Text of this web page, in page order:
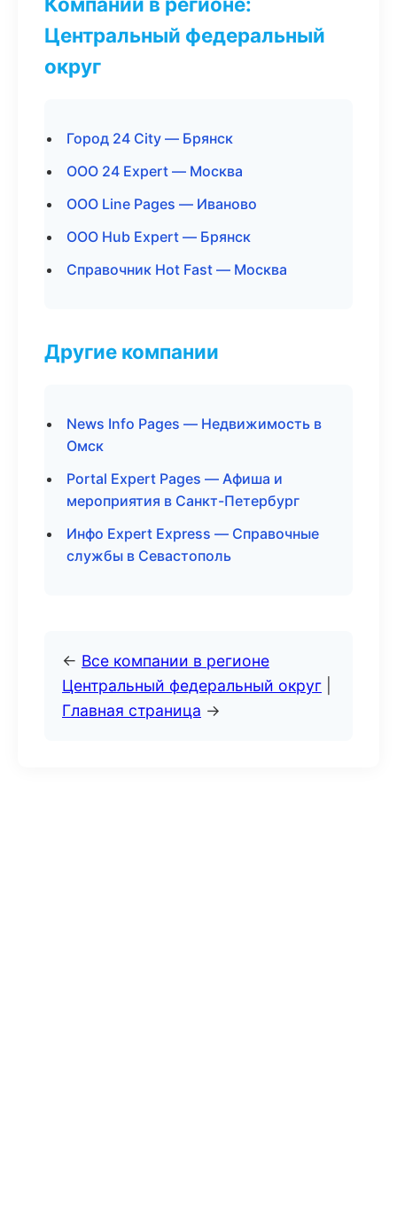
Центральный федеральный
округ
Город 24 City — Брянск
ООО 24 Expert — Москва
ООО Line Pages — Иваново
ООО Hub Expert — Брянск
Справочник Hot Fast — Москва
Другие компании
News Info Pages — Недвижимость в
Омск
Portal Expert Pages — Афиша и
мероприятия в Санкт-Петербург
Инфо Expert Express — Справочные
службы в Севастополь
← Все компании в регионе
Центральный федеральный округ
Главная страница →